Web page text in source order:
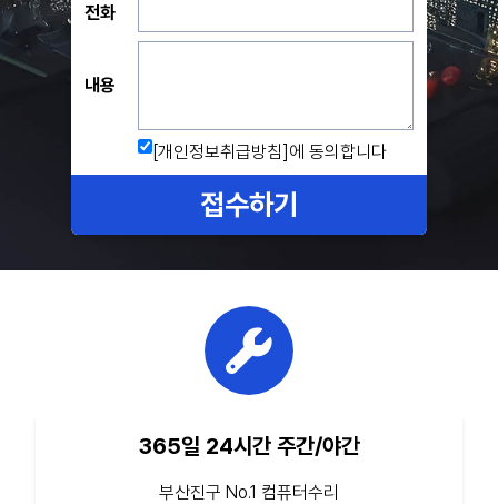
전화
내용
[개인정보취급방침] 에 동의합니다
접수하기
365일 24시간 주간/야간
부산진구 No.1 컴퓨터수리